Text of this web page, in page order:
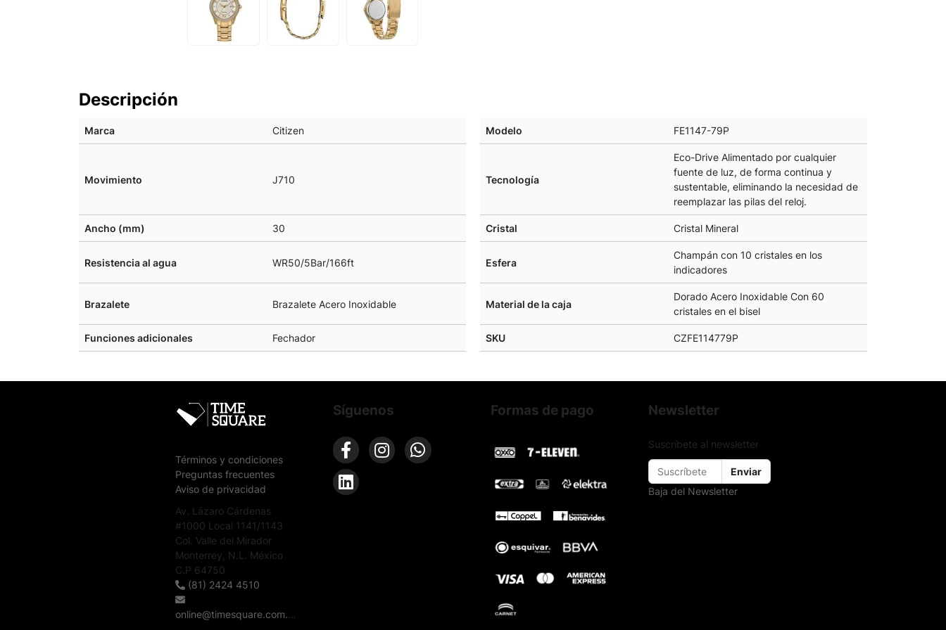
Descripción
Marca Citizen Modelo FE1147-79P
Movimiento J710 Tecnología
Eco-Drive Alimentado por cualquier
fuente de luz, de forma continua y
sustentable, eliminando la necesidad de
reemplazar las pilas del reloj.
Ancho (mm) 30 Cristal Cristal Mineral
Resistencia al agua WR50/5Bar/166ft Esfera
Champán con 10 cristales en los
indicadores
Brazalete Brazalete Acero Inoxidable Material de la caja
Dorado Acero Inoxidable Con 60
cristales en el bisel
Funciones adicionales Fechador SKU CZFE114779P
Términos y condiciones
Preguntas frecuentes
Aviso de privacidad
Av. Lázaro Cárdenas
#1000 Local 1141/1143
Col. Valle del Mirador
Monterrey, N.L. México
C.P 64750
(81) 2424 4510
online@timesquare.com.mx
Síguenos Formas de pago Newsletter
Suscríbete al newsletter
Enviar
Baja del Newsletter